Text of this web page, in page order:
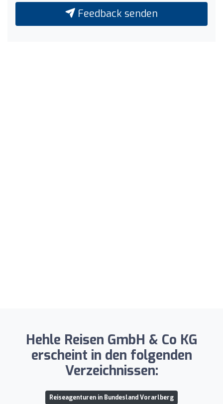
Feedback senden
Hehle Reisen GmbH & Co KG
erscheint in den folgenden
Verzeichnissen:
Reiseagenturen in Bundesland Vorarlberg